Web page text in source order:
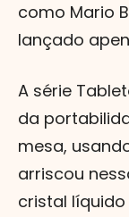
como Mario
lançado
A série
da
mesa,
arriscou
cristal